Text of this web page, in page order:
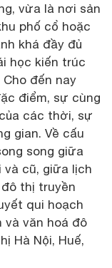
vừa là nơi sản
phố cổ hoặc
khá đầy đủ
học kiến trúc
đến nay
điểm, sự cùng
các thời, sự
gian. Về cấu
song giữa
và cũ, giữa lịch
thị truyền
qui hoạch
và văn hoá đô
Hà Nội, Huế,